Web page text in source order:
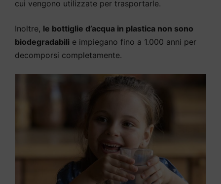
cui vengono utilizzate per trasportarle.
Inoltre, le bottiglie d’acqua in plastica non sono
biodegradabili e impiegano fino a 1.000 anni per
decomporsi completamente.